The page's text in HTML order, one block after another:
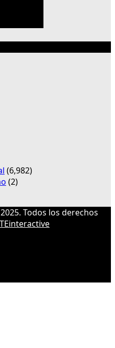
(6,982)
(2)
Todos los derechos